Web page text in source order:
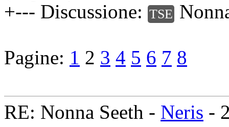
+--- Discussione: TSE
Pagine: 1 2 3 4 5 6 7 8
RE: Nonna Seeth - Neris -